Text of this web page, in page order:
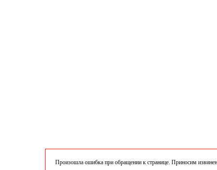
Произошла ошибка при обращении к странице. Приносим